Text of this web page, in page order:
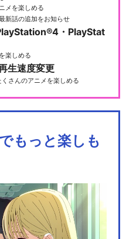
メを楽しめる
新話の追加をお知らせ
・PlayStat
楽しめる
生速度変更
さんのアニメを楽しめる
もっと楽しも